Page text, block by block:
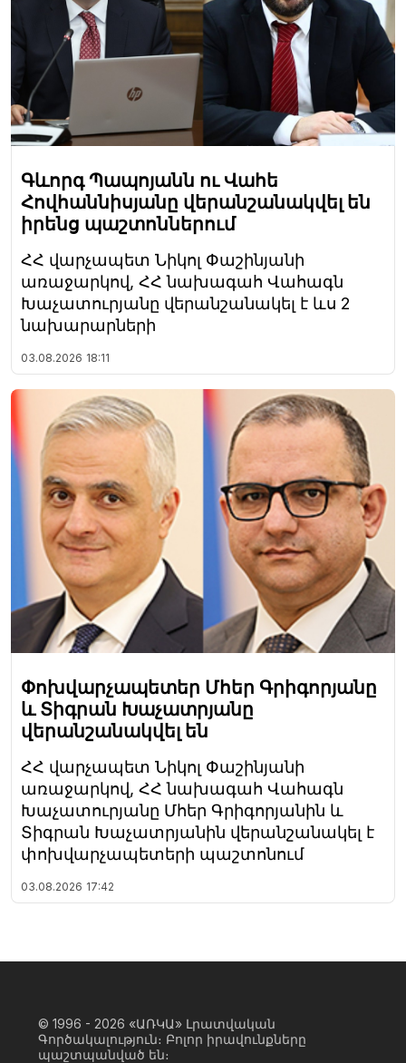
Գևորգ Պապոյանն ու Վահե
Հովհաննիսյանը վերանշանակվել են
իրենց պաշտոններում
ՀՀ վարչապետ Նիկոլ Փաշինյանի
առաջարկով, ՀՀ նախագահ Վահագն
Խաչատուրյանը վերանշանակել է ևս 2
նախարարների
03.08.2026 18:11
Փոխվարչապետեր Մհեր Գրիգորյանը
և Տիգրան Խաչատրյանը
վերանշանակվել են
ՀՀ վարչապետ Նիկոլ Փաշինյանի
առաջարկով, ՀՀ նախագահ Վահագն
Խաչատուրյանը Մհեր Գրիգորյանին և
Տիգրան Խաչատրյանին վերանշանակել է
փոխվարչապետերի պաշտոնում
03.08.2026 17:42
© 1996 - 2026 «ԱՌԿԱ» Լրատվական
Գործակալություն։ Բոլոր իրավունքները
պաշտպանված են։